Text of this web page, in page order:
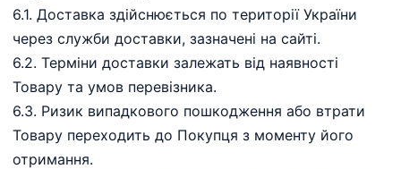
6.1. Доставка здійснюється по території України
через служби доставки, зазначені на сайті.
6.2. Терміни доставки залежать від наявності
Товару та умов перевізника.
6.3. Ризик випадкового пошкодження або втрати
Товару переходить до Покупця з моменту його
отримання.